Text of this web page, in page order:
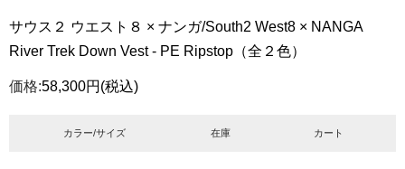
サウス２ ウエスト８ × ナンガ/South2 West8 × NANGA
River Trek Down Vest - PE Ripstop（全２色）
価格:58,300円 (税込)
カラー/サイズ 在庫 カート